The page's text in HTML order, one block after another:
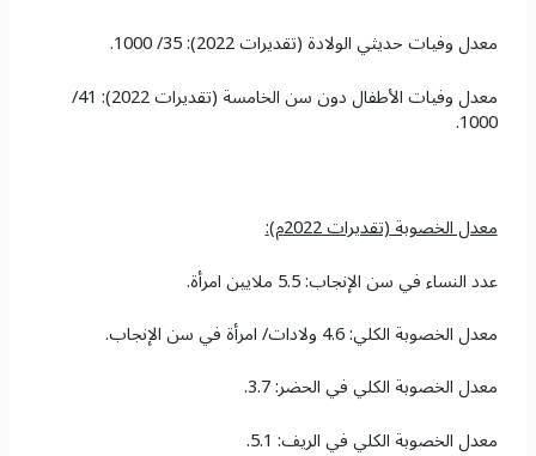
معدل وفيات حديثي الولادة (تقديرات 2022): 35/ 1000.
معدل وفيات الأطفال دون سن الخامسة (تقديرات 2022): 41/
1000.
معدل الخصوبة(تقديرات 2022م)
:
عدد النساء في سن الإنجاب: 5.5 ملايين امرأة.
معدل الخصوبة الكلي: 4.6 ولادات/ امرأة في سن الإنجاب.
معدل الخصوبة الكلي في الحضر: 3.7.
معدل الخصوبة الكلي في الريف: 5.1.